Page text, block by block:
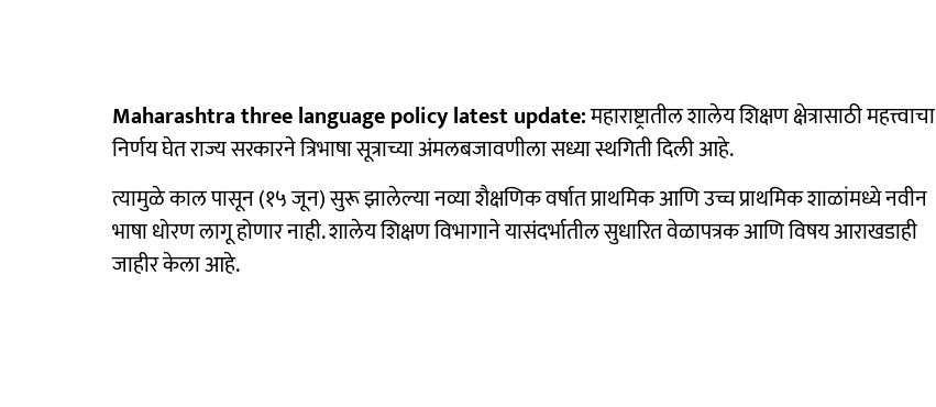
Maharashtra three language policy latest update:महाराष्ट्रातील शालेय शिक्षण क्षेत्रासाठी महत्त्वाचा
निर्णय घेत राज्य सरकारने त्रिभाषा सूत्राच्या अंमलबजावणीला सध्या स्थगिती दिली आहे.
त्यामुळे काल पासून (१५ जून) सुरू झालेल्या नव्या शैक्षणिक वर्षात प्राथमिक आणि उच्च प्राथमिक शाळांमध्ये नवीन
भाषा धोरण लागू होणार नाही. शालेय शिक्षण विभागाने यासंदर्भातील सुधारित वेळापत्रक आणि विषय आराखडाही
जाहीर केला आहे.